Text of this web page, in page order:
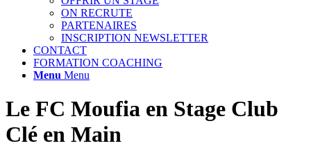
ON RECRUTE
PARTENAIRES
INSCRIPTION NEWSLETTER
CONTACT
FORMATION COACHING
Menu Menu
Le FC Moufia en Stage Club
Clé en Main